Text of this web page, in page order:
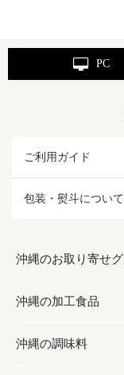
PC
ご利用ガイド
包装・熨斗について
沖縄のお取り寄せグ
お取り寄せグルメ
フルーツ・野菜
沖縄の加工食品
加工食品
沖縄の調味料